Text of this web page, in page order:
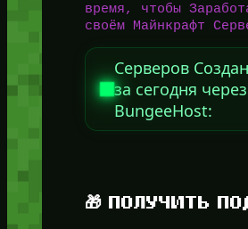
время, чтобы
своём Майнкрафт
Серверов
за сегодня через
BungeeHost:
🎁 ПОЛУЧИТЬ